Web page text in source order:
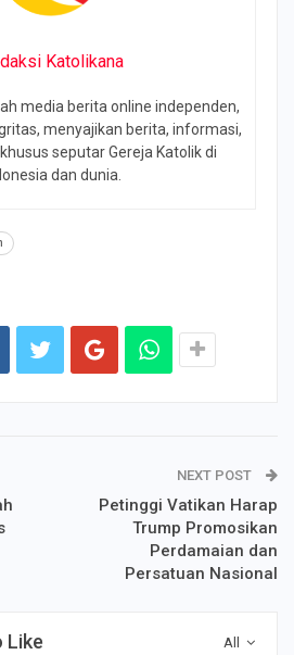
Katolikana
media berita online independen,
menyajikan berita, informasi,
seputar Gereja Katolik di
dan dunia.
NEXT POST
Petinggi Vatikan Harap
Trump Promosikan
Perdamaian dan
Persatuan Nasional
All
Like